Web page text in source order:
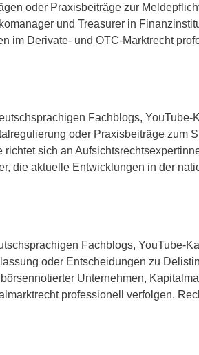
oder Praxisbeiträge zur
und Treasurer in
im Derivate- und OTC-Marktrecht
Fachblogs,
oder Praxisbeiträge zum
sich an
die aktuelle Entwicklungen in der
Fachblogs, YouTube-
oder Entscheidungen zu
Unternehmen,
professionell verfolgen.